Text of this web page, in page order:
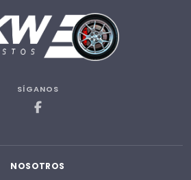
SÍGANOS
NOSOTROS